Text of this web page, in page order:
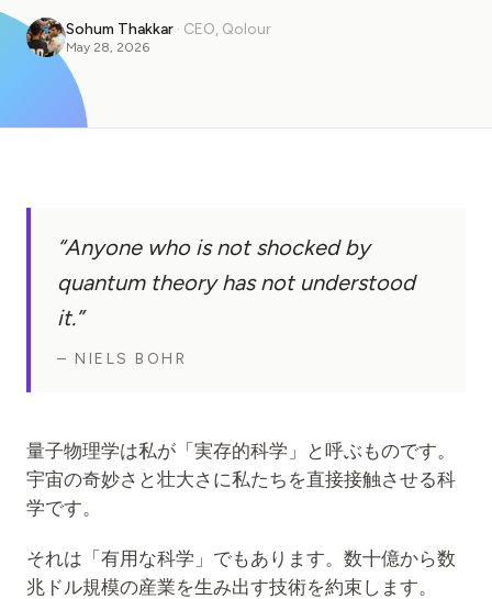
組織
サイエンス
QCaMP Quantum Fundamentals Workshop
Undergraduate Quantum Education
技術ホワイトペーパー
ユーザーマニュアル
量子コンピュータ
ガイド
Sohum Thakkar · CEO, Qolour
May 28, 2026
“Anyone who is not shocked by
quantum theory has not understood
it.”
– NIELS BOHR
量子物理学は私が「実存的科学」と呼ぶものです。
宇宙の奇妙さと壮大さに私たちを直接接触させる科
学です。
それは「有用な科学」でもあります。数十億から数
兆ドル規模の産業を生み出す技術を約束します。